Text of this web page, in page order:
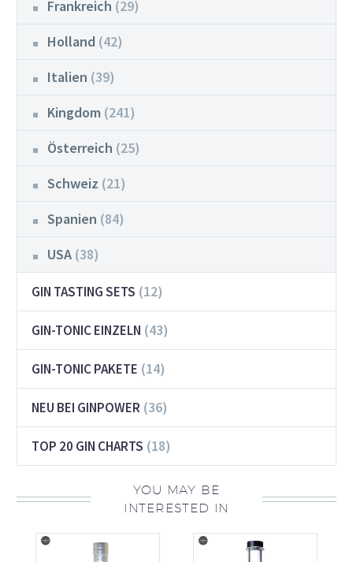
Frankreich (29)
Holland (42)
Italien (39)
Kingdom (241)
Österreich (25)
Schweiz (21)
Spanien (84)
USA (38)
GIN TASTING SETS (12)
GIN-TONIC EINZELN (43)
GIN-TONIC PAKETE (14)
NEU BEI GINPOWER (36)
TOP 20 GIN CHARTS (18)
YOU MAY BE
INTERESTED IN